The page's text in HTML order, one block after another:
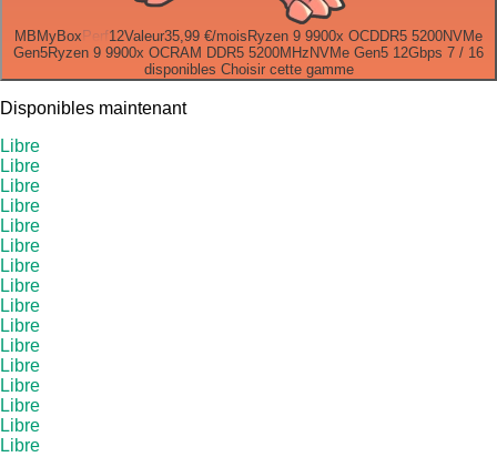
MB MyBoxPerf12Valeur35,99 €/mois Ryzen 9 9900x OCDDR5 5200NVMe
Gen5Ryzen 9 9900x OCRAM DDR5 5200MHz NVMe Gen5 12Gbps 7 / 16
disponibles Choisir cette gamme
Disponibles maintenant
Libre
Libre
Libre
Libre
Libre
Libre
Libre
Libre
Libre
Libre
Libre
Libre
Libre
Libre
Libre
Libre